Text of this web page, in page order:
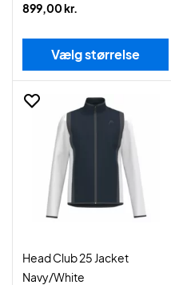
899,00 kr.
Vælg størrelse
Head Club 25 Jacket
Navy/White